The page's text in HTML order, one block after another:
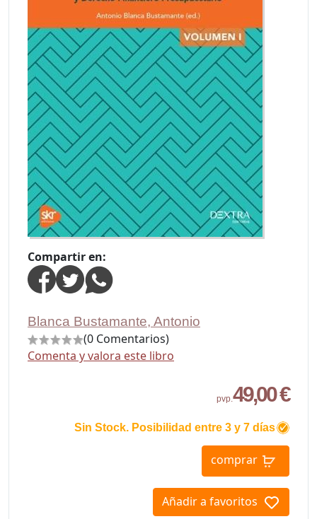
Compartir en:
Blanca Bustamante, Antonio
(0 Comentarios)
Comenta y valora este libro
pvp.49,00 €
Sin Stock. Posibilidad entre 3 y 7 días
comprar
Añadir a favoritos